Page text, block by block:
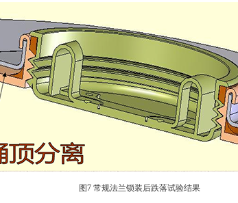
图7 常规法兰锁装后跌落试验结果